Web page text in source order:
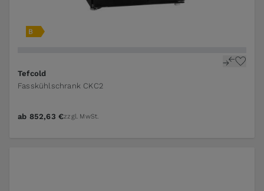
Tefcold
Fasskühlschrank CKC2
ab 852,63 €zzgl. MwSt.